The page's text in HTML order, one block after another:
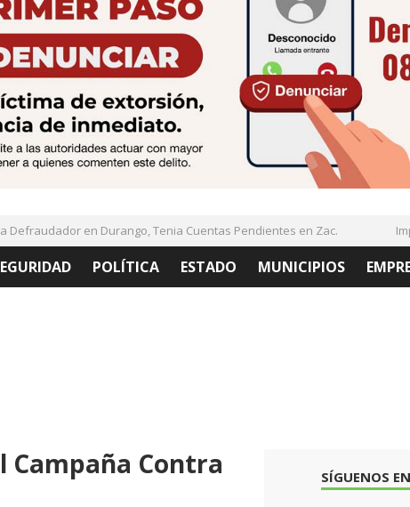
en Durango, Tenia Cuentas Pendientes en Zac.
POLÍTICA ESTADO MUNICIPIOS
Campaña Contra
SÍGUENOS